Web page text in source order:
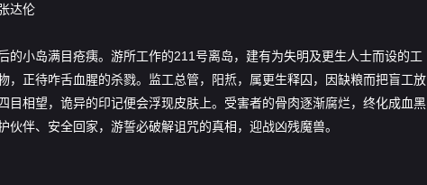
达伦
小岛满目疮痍。游所工作的211号离岛，建有为失明及更生人士而设的工
正待咋舌血腥的杀戮。监工总管，阳焎，属更生释囚，因缺粮而把盲工放
相望，诡异的印记便会浮现皮肤上。受害者的骨肉逐渐腐烂，终化成血黑
伴、安全回家，游誓必破解诅咒的真相，迎战凶残魔兽。